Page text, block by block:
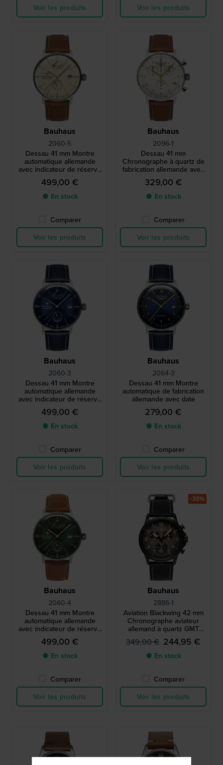
Voir les produits Voir les produits
Bauhaus
2060-5
Dessau 41 mm Montre
automatique allemande
avec indicateur de réserve
de marche et cadran 24h
499,00 €
● En stock
Comparer
Voir les produits
Bauhaus
2096-1
Dessau 41 mm
Chronographe à quartz de
fabrication allemande avec
mouvement suisse
329,00 €
● En stock
Comparer
Voir les produits
Bauhaus
2060-3
Dessau 41 mm Montre
automatique allemande
avec indicateur de réserve
de marche et cadran 24h
499,00 €
● En stock
Comparer
Voir les produits
Bauhaus
2064-3
Dessau 41 mm Montre
automatique de fabrication
allemande avec date
279,00 €
● En stock
Comparer
Voir les produits
Bauhaus
2060-4
Dessau 41 mm Montre
automatique allemande
avec indicateur de réserve
de marche et cadran 24h
499,00 €
● En stock
Comparer
Voir les produits
Bauhaus
2886-1
Aviation Blackwing 42 mm
Chronographe aviateur
allemand à quartz GMT
avec mouvement suisse
349,00 € 244,95 €
● En stock
Comparer
Voir les produits
-30%